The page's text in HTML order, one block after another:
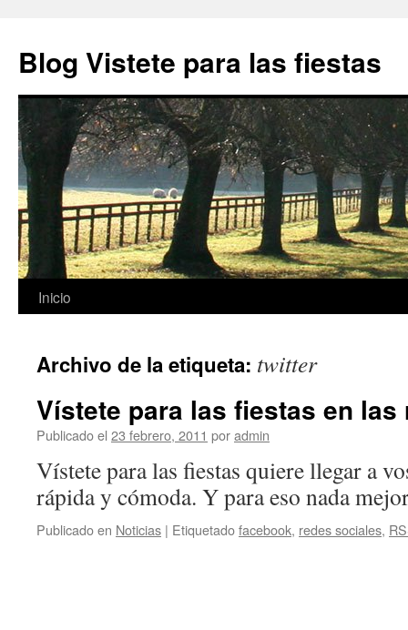
Blog Vistete para las fiestas
Saltar
contenido
Inicio
Archivo de la etiqueta: twitter
Vístete para las fiestas en
Publicado el 23 febrero, 2011 poradmin
Vístete para las fiestas quiere llegar a
rápida y cómoda. Y para eso nada
Publicado en Noticias | Etiquetadofacebook, redes sociales,